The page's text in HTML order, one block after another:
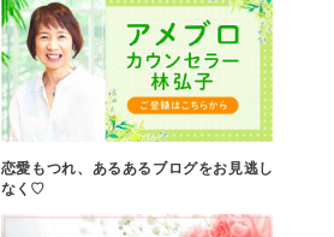
恋愛もつれ、あるあるブログをお見逃し
なく♡